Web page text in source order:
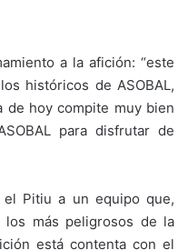
a la afición: “este
históricos de ASOBAL,
de hoy compite muy bien
para disfrutar de
Pitiu a un equipo que,
más peligrosos de la
está contenta con el